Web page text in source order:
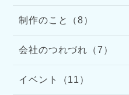
制作のこと（8）
会社のつれづれ（7）
イベント（11）